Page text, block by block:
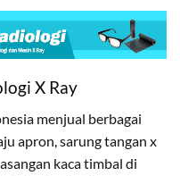
X Ray
menjual berbagai
apron, sarung tangan x
kaca timbal di